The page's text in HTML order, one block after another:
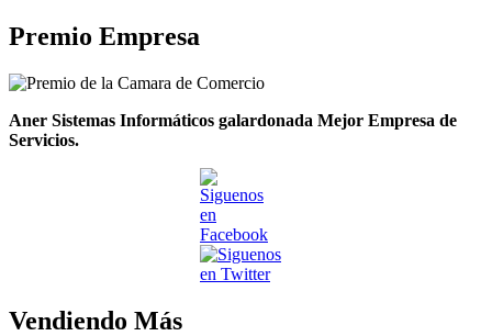
Premio Empresa
Aner Sistemas Informáticos galardonada Mejor Empresa de
Servicios.
Vendiendo Más